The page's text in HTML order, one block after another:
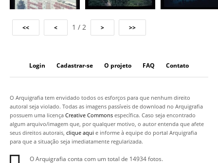
1 / 2
Login Cadastrar-se O projeto FAQ Contato
O Arquigrafia tem envidado todos os esforços para que nenhum direito
autoral seja violado. Todas as imagens passíveis de download no Arquigrafia
possuem uma licença Creative Commons específica. Caso seja encontrado
algum arquivo/imagem que, por qualquer motivo, o autor entenda que afete
seus direitos autorais, clique aqui e informe à equipe do portal Arquigrafia
para que a situação seja imediatamente regularizada.
O Arquigrafia conta com um total de 14934 fotos.